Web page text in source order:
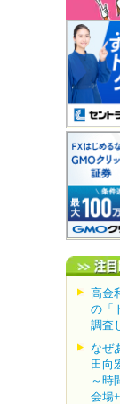
高金
の「
調査
なぜ
田向
～時
会場